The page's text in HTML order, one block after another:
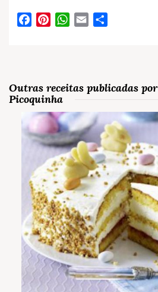
FacebookPinterestWhatsApp
Email
Outras receitas publicadas por
Picoquinha